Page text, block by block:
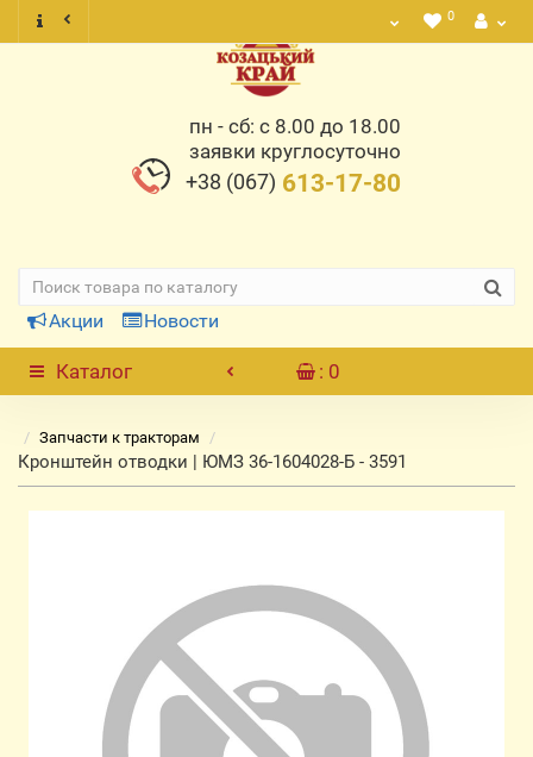
0
пн - сб: с 8.00 до 18.00
заявки круглосуточно
+38 (067) 613-17-80
Акции Новости
Каталог : 0
Запчасти к тракторам
Кронштейн отводки | ЮМЗ 36-1604028-Б - 3591